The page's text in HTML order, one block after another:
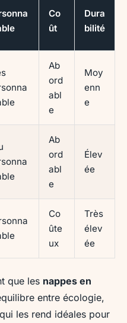
Co
ût
Dura
bilité
Ab
ord
abl
e
Moy
enn
e
Ab
ord
abl
e
Élev
ée
Co
ûte
ux
Très
élev
ée
que les nappes en
entre écologie,
les rend idéales pour